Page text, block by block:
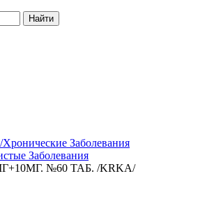
Найти
Заболевания
Заболевания
№60 ТАБ. /KRKA/